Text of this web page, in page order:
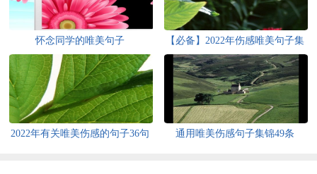
怀念同学的唯美句子
【必备】2022年伤感唯美句子集
锦69条
2022年有关唯美伤感的句子36句 通用唯美伤感句子集锦49条